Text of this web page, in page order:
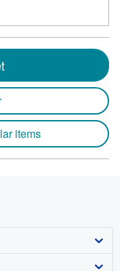
items